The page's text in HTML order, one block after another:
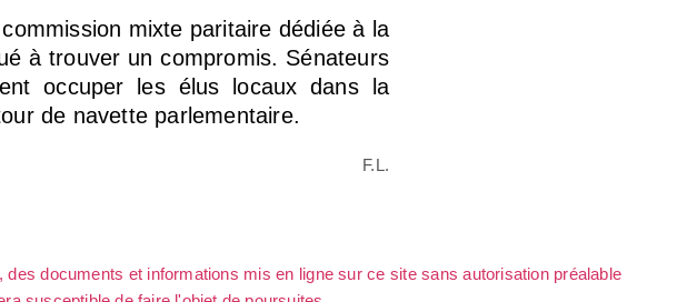
mixte paritaire dédiée à la
à trouver un compromis. Sénateurs
occuper les élus locaux dans la
de navette parlementaire.
F.L.
documents et informations mis en ligne sur ce site sans autorisation préalable